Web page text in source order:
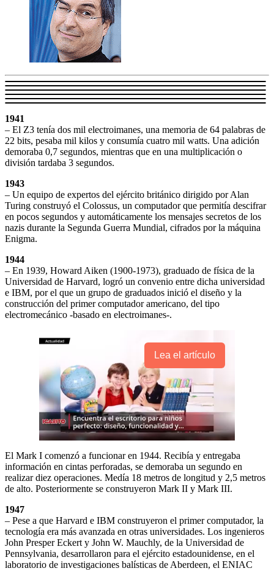
1941
– El Z3 tenía dos mil electroimanes, una memoria de 64 palabras de
22 bits, pesaba mil kilos y consumía cuatro mil watts. Una adición
demoraba 0,7 segundos, mientras que en una multiplicación o
división tardaba 3 segundos.
1943
– Un equipo de expertos del ejército británico dirigido por Alan
Turing construyó el Colossus, un computador que permitía descifrar
en pocos segundos y automáticamente los mensajes secretos de los
nazis durante la Segunda Guerra Mundial, cifrados por la máquina
Enigma.
1944
– En 1939, Howard Aiken (1900-1973), graduado de física de la
Universidad de Harvard, logró un convenio entre dicha universidad
e IBM, por el que un grupo de graduados inició el diseño y la
construcción del primer computador americano, del tipo
electromecánico -basado en electroimanes-.
Lea el artículo
El Mark I comenzó a funcionar en 1944. Recibía y entregaba
información en cintas perforadas, se demoraba un segundo en
realizar diez operaciones. Medía 18 metros de longitud y 2,5 metros
de alto. Posteriormente se construyeron Mark II y Mark III.
1947
– Pese a que Harvard e IBM construyeron el primer computador, la
tecnología era más avanzada en otras universidades. Los ingenieros
John Presper Eckert y John W. Mauchly, de la Universidad de
Pennsylvania, desarrollaron para el ejército estadounidense, en el
laboratorio de investigaciones balísticas de Aberdeen, el ENIAC